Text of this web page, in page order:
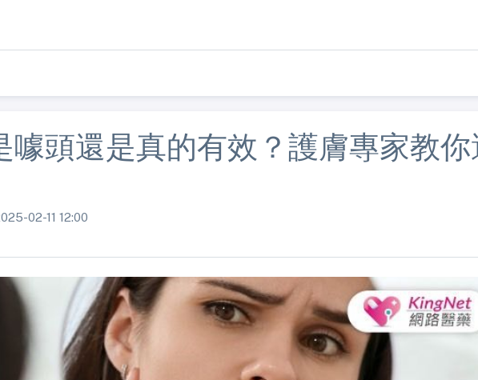
噱頭還是真的有效？護膚專家教你
02-11 12:00